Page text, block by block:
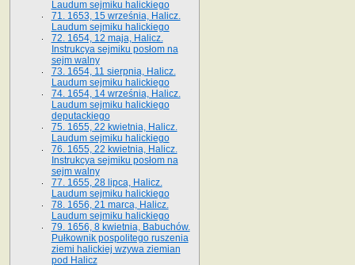
Laudum sejmiku halickiego
71. 1653, 15 września, Halicz.
Laudum sejmiku halickiego
72. 1654, 12 maja, Halicz.
Instrukcya sejmiku posłom na
sejm walny
73. 1654, 11 sierpnia, Halicz.
Laudum sejmiku halickiego
74. 1654, 14 września, Halicz.
Laudum sejmiku halickiego
deputackiego
75. 1655, 22 kwietnia, Halicz.
Laudum sejmiku halickiego
76. 1655, 22 kwietnia, Halicz.
Instrukcya sejmiku posłom na
sejm walny
77. 1655, 28 lipca, Halicz.
Laudum sejmiku halickiego
78. 1656, 21 marca, Halicz.
Laudum sejmiku halickiego
79. 1656, 8 kwietnia, Babuchów.
Pułkownik pospolitego ruszenia
ziemi halickiej wzywa ziemian
pod Halicz